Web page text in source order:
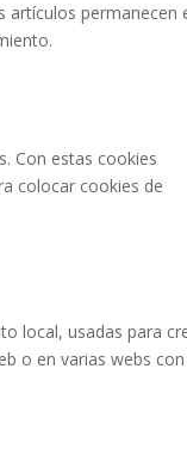
artículos permanecen
Con estas cookies
colocar cookies de
local, usadas para
o en varias webs con